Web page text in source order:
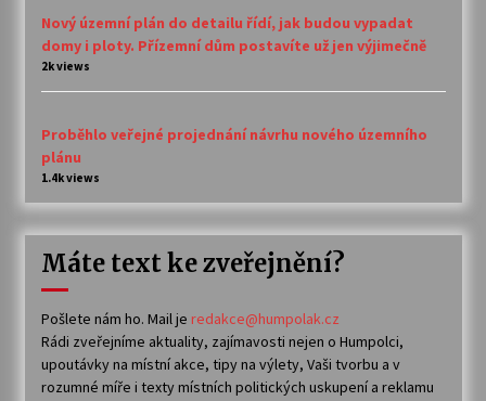
Nový územní plán do detailu řídí, jak budou vypadat
domy i ploty. Přízemní dům postavíte už jen výjimečně
2k views
Proběhlo veřejné projednání návrhu nového územního
plánu
1.4k views
Máte text ke zveřejnění?
Pošlete nám ho. Mail je redakce@humpolak.cz
Rádi zveřejníme aktuality, zajímavosti nejen o Humpolci,
upoutávky na místní akce, tipy na výlety, Vaši tvorbu a v
rozumné míře i texty místních politických uskupení a reklamu